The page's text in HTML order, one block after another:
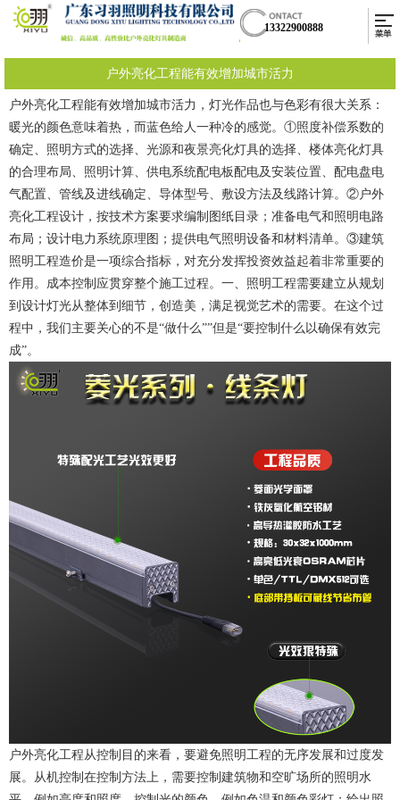
13322900888
户外亮化工程能有效增加城市活力
户外亮化工程能有效增加城市活力，灯光作品也与色彩有很大关系：
暖光的颜色意味着热，而蓝色给人一种冷的感觉。①照度补偿系数的
确定、照明方式的选择、光源和夜景亮化灯具的选择、楼体亮化灯具
的合理布局、照明计算、供电系统配电板配电及安装位置、配电盘电
气配置、管线及进线确定、导体型号、敷设方法及线路计算。②户外
亮化工程设计，按技术方案要求编制图纸目录；准备电气和照明电路
布局；设计电力系统原理图；提供电气照明设备和材料清单。③建筑
照明工程造价是一项综合指标，对充分发挥投资效益起着非常重要的
作用。成本控制应贯穿整个施工过程。一、照明工程需要建立从规划
到设计灯光从整体到细节，创造美，满足视觉艺术的需要。在这个过
程中，我们主要关心的不是“做什么””但是“要控制什么以确保有效完
成”。
户外亮化工程从控制目的来看，要避免照明工程的无序发展和过度发
展。从机控制在控制方法上，需要控制建筑物和空旷场所的照明水